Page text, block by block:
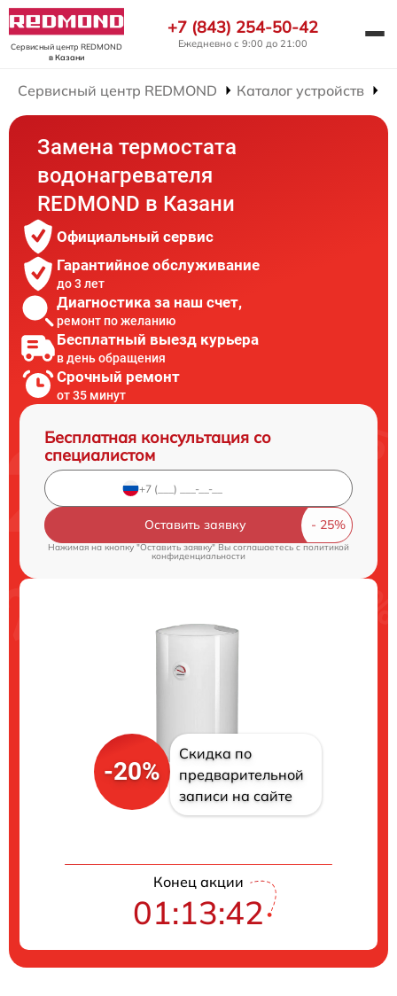
Сервисный центр REDMOND
в Казани
+7 (843) 254-50-42
Ежедневно с 9:00 до 21:00
Сервисный центр REDMOND Каталог устройств
Замена термостата
водонагревателя
REDMOND в Казани
Официальный сервис
Гарантийное обслуживание
до 3 лет
Диагностика за наш счет,
ремонт по желанию
Бесплатный выезд курьера
в день обращения
Срочный ремонт
от 35 минут
Бесплатная консультация со
специалистом
Оставить заявку
Нажимая на кнопку "Оставить заявку" Вы соглашаетесь c политикой
конфиденциальности
-20%
Скидка по
предварительной
записи на сайте
Конец акции
01:13:42